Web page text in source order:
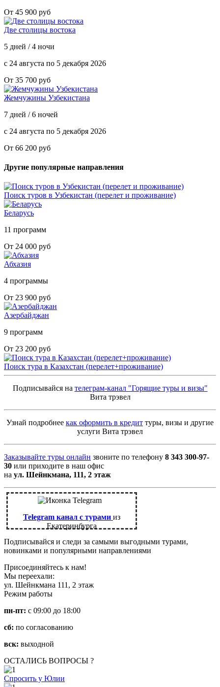
От 45 900 руб
Две столицы востока
5 дней / 4 ночи
с 24 августа по 5 декабря 2026
От 35 700 руб
Жемчужины Узбекистана
7 дней / 6 ночей
с 24 августа по 5 декабря 2026
От 66 200 руб
Другие популярные направления
Поиск туров в Узбекистан (перелет и проживание)
Беларусь
11 программ
От 24 000 руб
Абхазия
4 программы
От 23 900 руб
Азербайджан
9 программ
От 23 200 руб
Поиск тура в Казахстан (перелет+проживание)
Подписывайся на телеграм-канал "Горящие туры и визы"
Вита трэвел
Узнай подробнее как оформить в кредит туры, визы и другие
услуги Вита трэвел
Заказывайте туры онлайн звоните по телефону 8 343 300-97-
30 или приходите в наш офис
на ул. Шейнкмана, 111, 2 этаж
Telegram канал с турами из
Екатеринбурга
Подписывайся и следи за самыми выгодными турами,
новинками и популярными направлениями
Присоединяйтесь к нам!
Мы переехали:
ул. Шейнкмана 111, 2 этаж
Режим работы
пн-пт: с 09:00 до 18:00
сб: по согласованию
вск: выходной
ОСТАЛИСЬ ВОПРОСЫ ?
Спросить у Юлии